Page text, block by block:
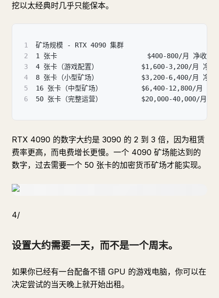
挖以太经典时几乎只能保本。
1
矿场规模 - RTX 4090 集群
2
1 张卡                       $400-800/月 净收入
3
4 张卡（游戏配置）           $1,600-3,200/月 净收
4
8 张卡（小型矿场）           $3,200-6,400/月 净收
5
16 张卡（中型矿场）          $6,400-12,800/月 净
6
50 张卡（完整运营）          $20,000-40,000/月 净
RTX 4090 的数字大约是 3090 的 2 到 3 倍，因为租赁
费率更高，而电费增长更慢。一个 4090 矿场能达到的
数字，过去需要一个 50 张卡的加密货币矿场才能实现。
4/
设置大约需要一天，而不是一个周末。
如果你已经有一台配备不错 GPU 的游戏电脑，你可以在
决定尝试的当天晚上就开始出租。